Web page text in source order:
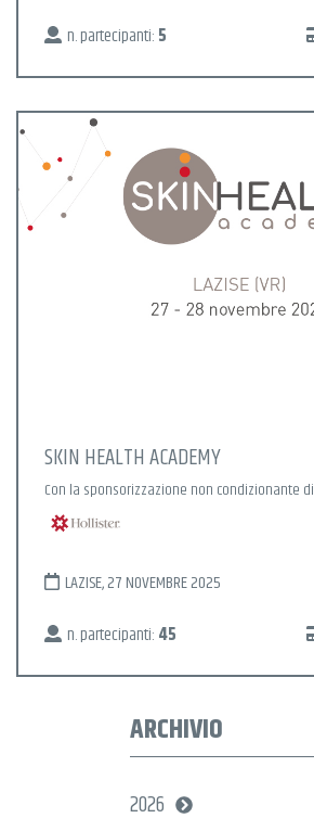
n. partecipanti: 5
SKIN HEALTH ACADEMY
Con la sponsorizzazione non condizionante di
LAZISE, 27 NOVEMBRE 2025
n. partecipanti: 45
ARCHIVIO
2026